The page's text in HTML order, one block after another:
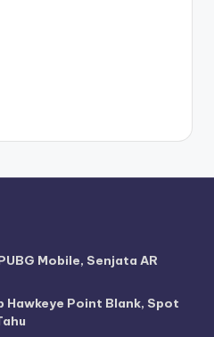
Mobile, Senjata AR
Hawkeye Point Blank, Spot